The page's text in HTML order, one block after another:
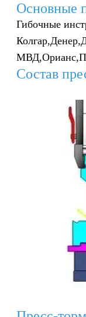
Основные
Гибочные
Колгар,Денер,
МВД,Орианс,
Состав